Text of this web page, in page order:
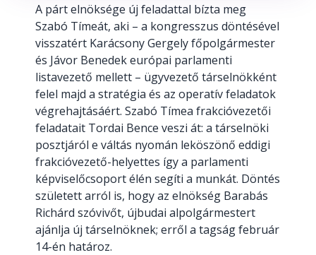
A párt elnöksége új feladattal bízta meg
Szabó Tímeát, aki – a kongresszus döntésével
visszatért Karácsony Gergely főpolgármester
és Jávor Benedek európai parlamenti
listavezető mellett – ügyvezető társelnökként
felel majd a stratégia és az operatív feladatok
végrehajtásáért. Szabó Tímea frakcióvezetői
feladatait Tordai Bence veszi át: a társelnöki
posztjáról e váltás nyomán leköszönő eddigi
frakcióvezető-helyettes így a parlamenti
képviselőcsoport élén segíti a munkát. Döntés
született arról is, hogy az elnökség Barabás
Richárd szóvivőt, újbudai alpolgármestert
ajánlja új társelnöknek; erről a tagság február
14-én határoz.